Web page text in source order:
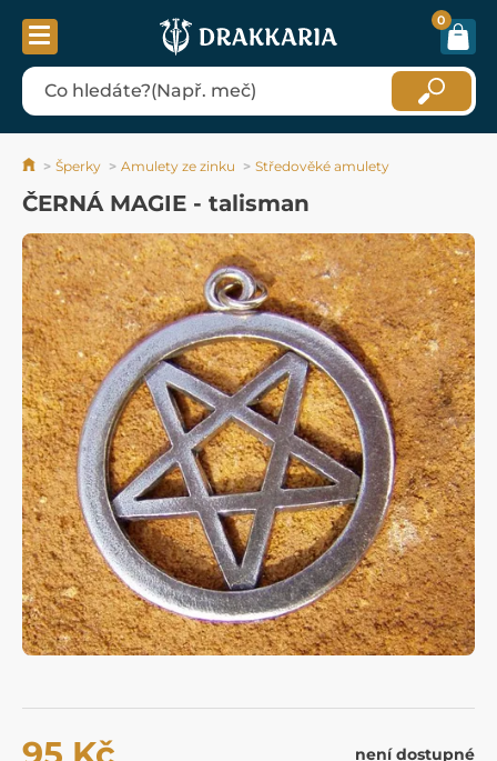
0
Šperky Amulety ze zinku Středověké amulety
ČERNÁ MAGIE - talisman
není dostupné